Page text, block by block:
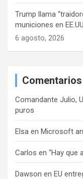
Trump llama
municiones en
6 agosto, 2026
Comentarios
Comandante Julio,
puros
Elsa en Microsoft
Carlos en “Hay que
Dawson en EU